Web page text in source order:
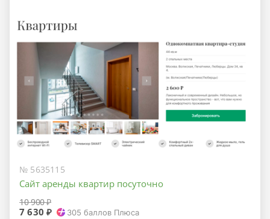
№ 5635115
Сайт аренды квартир посуточно
10 900 ₽
7 630 ₽ 305 баллов Плюса